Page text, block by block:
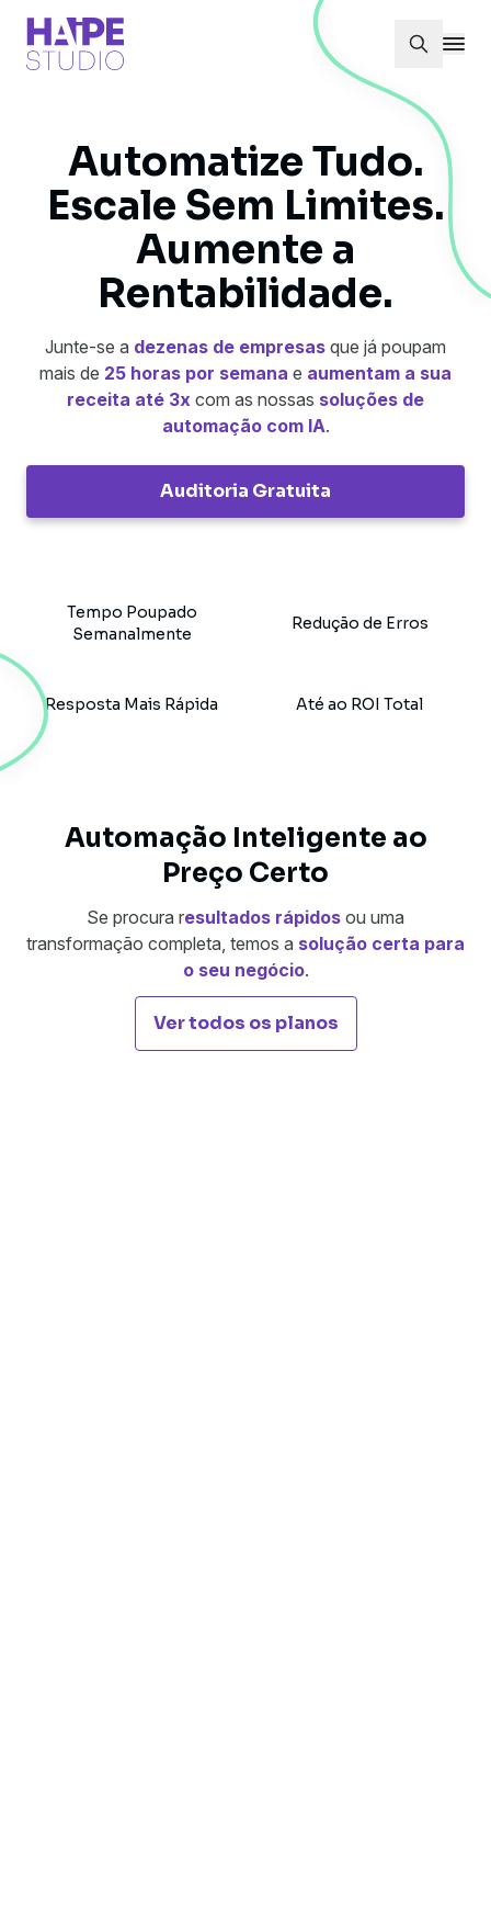
Automatize Tudo.
Escale Sem Limites.
Aumente a
Rentabilidade.
Junte-se a dezenas de empresas que já poupam
mais de 25 horas por semana e aumentam a sua
receita até 3x com as nossas soluções de
automação com IA.
Auditoria Gratuita
Tempo Poupado
Semanalmente
Redução de Erros
Resposta Mais Rápida Até ao ROI Total
Automação Inteligente ao
Preço Certo
Se procura resultados rápidos ou uma
transformação completa, temos a solução certa para
o seu negócio.
Ver todos os planos